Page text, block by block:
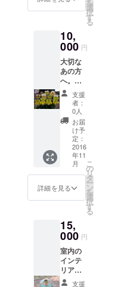
替品の
お送り
いたし
ます。
無料メ
ンテナ
ンスの
付帯
サービ
ス ご依
頼の蘭
の依頼
者に
あった
お手入
れ法の
をお付
けしま
Bottled
Orchid
のシー
ル 加え
て、ご
迷惑に
ならな
いまし
たら１
本ずつ
別のお
届け先
にお送
りする
ことも
承りま
す。 ※
画像は
イメー
ジで
す。 発
送時点
の咲い
ている
いもの
をお送
りいた
しま
す。
す。）
Bottled
１本 洋
ランイ
ンテリ
ア１組
丁寧な
お手入
れ方法
のガイ
Bottled
Orchid
のシー
ル 加え
て、ご
で事業
の進捗
を記し
たお礼
のメー
ルをお
送りい
新しい
リア
Bottled
Orchid
Karuiza
waと室
内の可
愛い癒
しとな
る洋蘭
を２組
セット
でお届
けいた
しま
す。 リ
ターン
内容
のお得
になり
Bottled
Orchid
２本 洋
ランイ
を
選
択
す
る
10,
000 円
大切な
あの方
へ。当
園で育
てたパ
フィオ
の寄せ
植え５
本立
ち。 当
園では
貴婦人
のス
リッパ
と称さ
人気の
高いパ
フィオ
を育種
してい
ます。
パフィ
支援
者：
0人
お届
け予
定：
2016
年11
月
詳細を見る
こ
の
リ
タ
ー
ン
を
選
択
す
る
15,
000 円
室内の
インテ
リアと
なる蘭
支援